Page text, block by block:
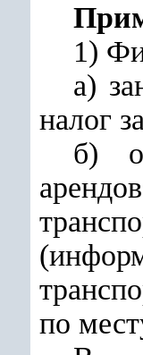
1)
а)
налог
б)
по